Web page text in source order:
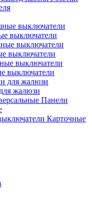
выключатели
выключатели
выключатели
жалюзи
Панели
Карточные